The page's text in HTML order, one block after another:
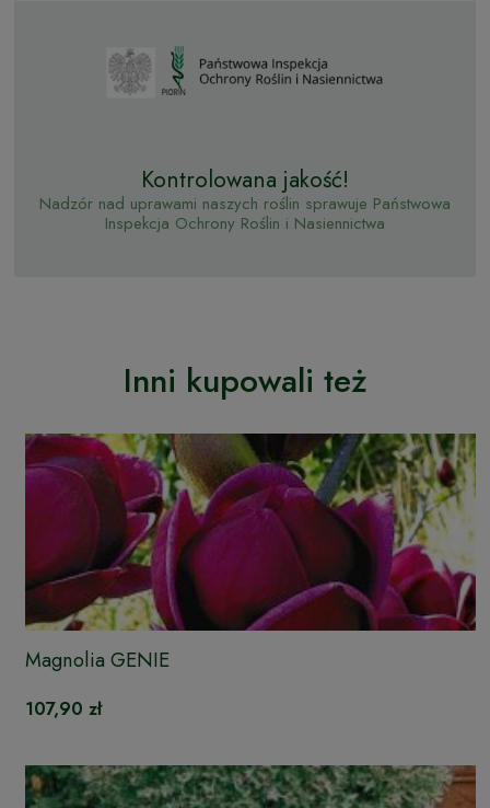
Kontrolowana jakość!
Nadzór nad uprawami naszych roślin sprawuje Państwowa
Inspekcja Ochrony Roślin i Nasiennictwa
Inni kupowali też
Magnolia GENIE
107,90 zł